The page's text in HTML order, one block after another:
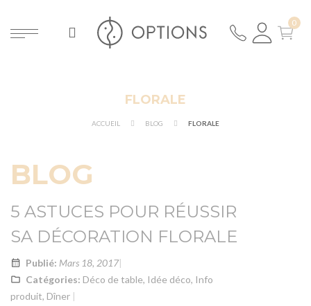
FLORALE
ACCUEIL BLOG FLORALE
BLOG
5 ASTUCES POUR RÉUSSIR
SA DÉCORATION FLORALE
Publié: Mars 18, 2017
Catégories: Déco de table, Idée déco, Info
produit, Dîner